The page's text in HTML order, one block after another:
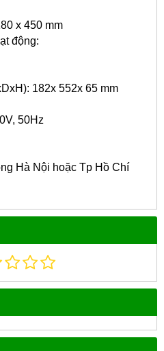
x 450 mm
động:
182x 552x 65 mm
50Hz
Hà Nội hoặc Tp Hồ Chí